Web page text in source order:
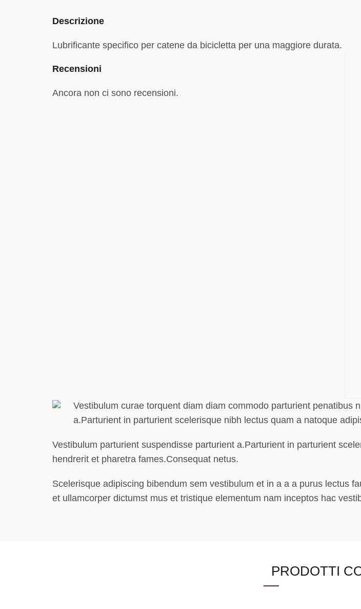
Descrizione
Lubrificante specifico per catene da bicicletta per una maggiore durata.
Recensioni
Ancora non ci sono recensioni.
Vestibulum curae torquent diam diam commodo parturient
a.Parturient in parturient scelerisque nibh lectus quam a natoque
Vestibulum parturient suspendisse parturient a.Parturient in parturient
hendrerit et pharetra fames.Consequat netus.
Scelerisque adipiscing bibendum sem vestibulum et in a a a purus lectus
et ullamcorper dictumst mus et tristique elementum nam inceptos hac
PRODOTTI